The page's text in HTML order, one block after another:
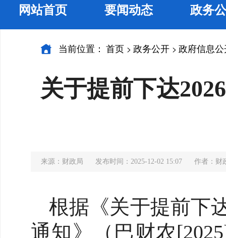
网站首页 要闻动态 政务
当前位置： 首页 > 政务公开 > 政府信息
关于提前下达
来源：财政局 发布时间：2025-12-02 15:07 作者：财
根据《关于提前下
通知》（巴财农